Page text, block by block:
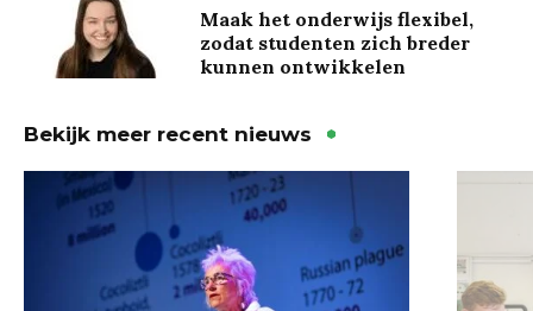
Maak het onderwijs flexibel,
zodat studenten zich breder
kunnen ontwikkelen
Bekijk meer recent nieuws